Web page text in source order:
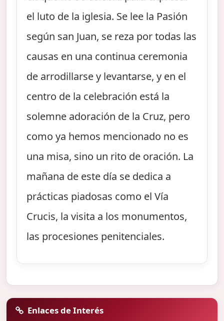
el luto de la iglesia. Se lee la Pasión
según san Juan, se reza por todas las
causas en una continua ceremonia
de arrodillarse y levantarse, y en el
centro de la celebración está la
solemne adoración de la Cruz, pero
como ya hemos mencionado no es
una misa, sino un rito de oración. La
mañana de este día se dedica a
prácticas piadosas como el Vía
Crucis, la visita a los monumentos,
las procesiones penitenciales.
Enlaces de Interés